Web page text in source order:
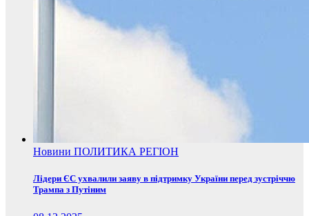
Новини ПОЛИТИКА РЕГІОН
Лідери ЄС ухвалили заяву в підтримку України перед зустріччю
Трампа з Путіним